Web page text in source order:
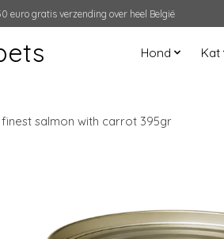
euro gratis verzending over heel België
Hond Kat
finest salmon with carrot 395gr